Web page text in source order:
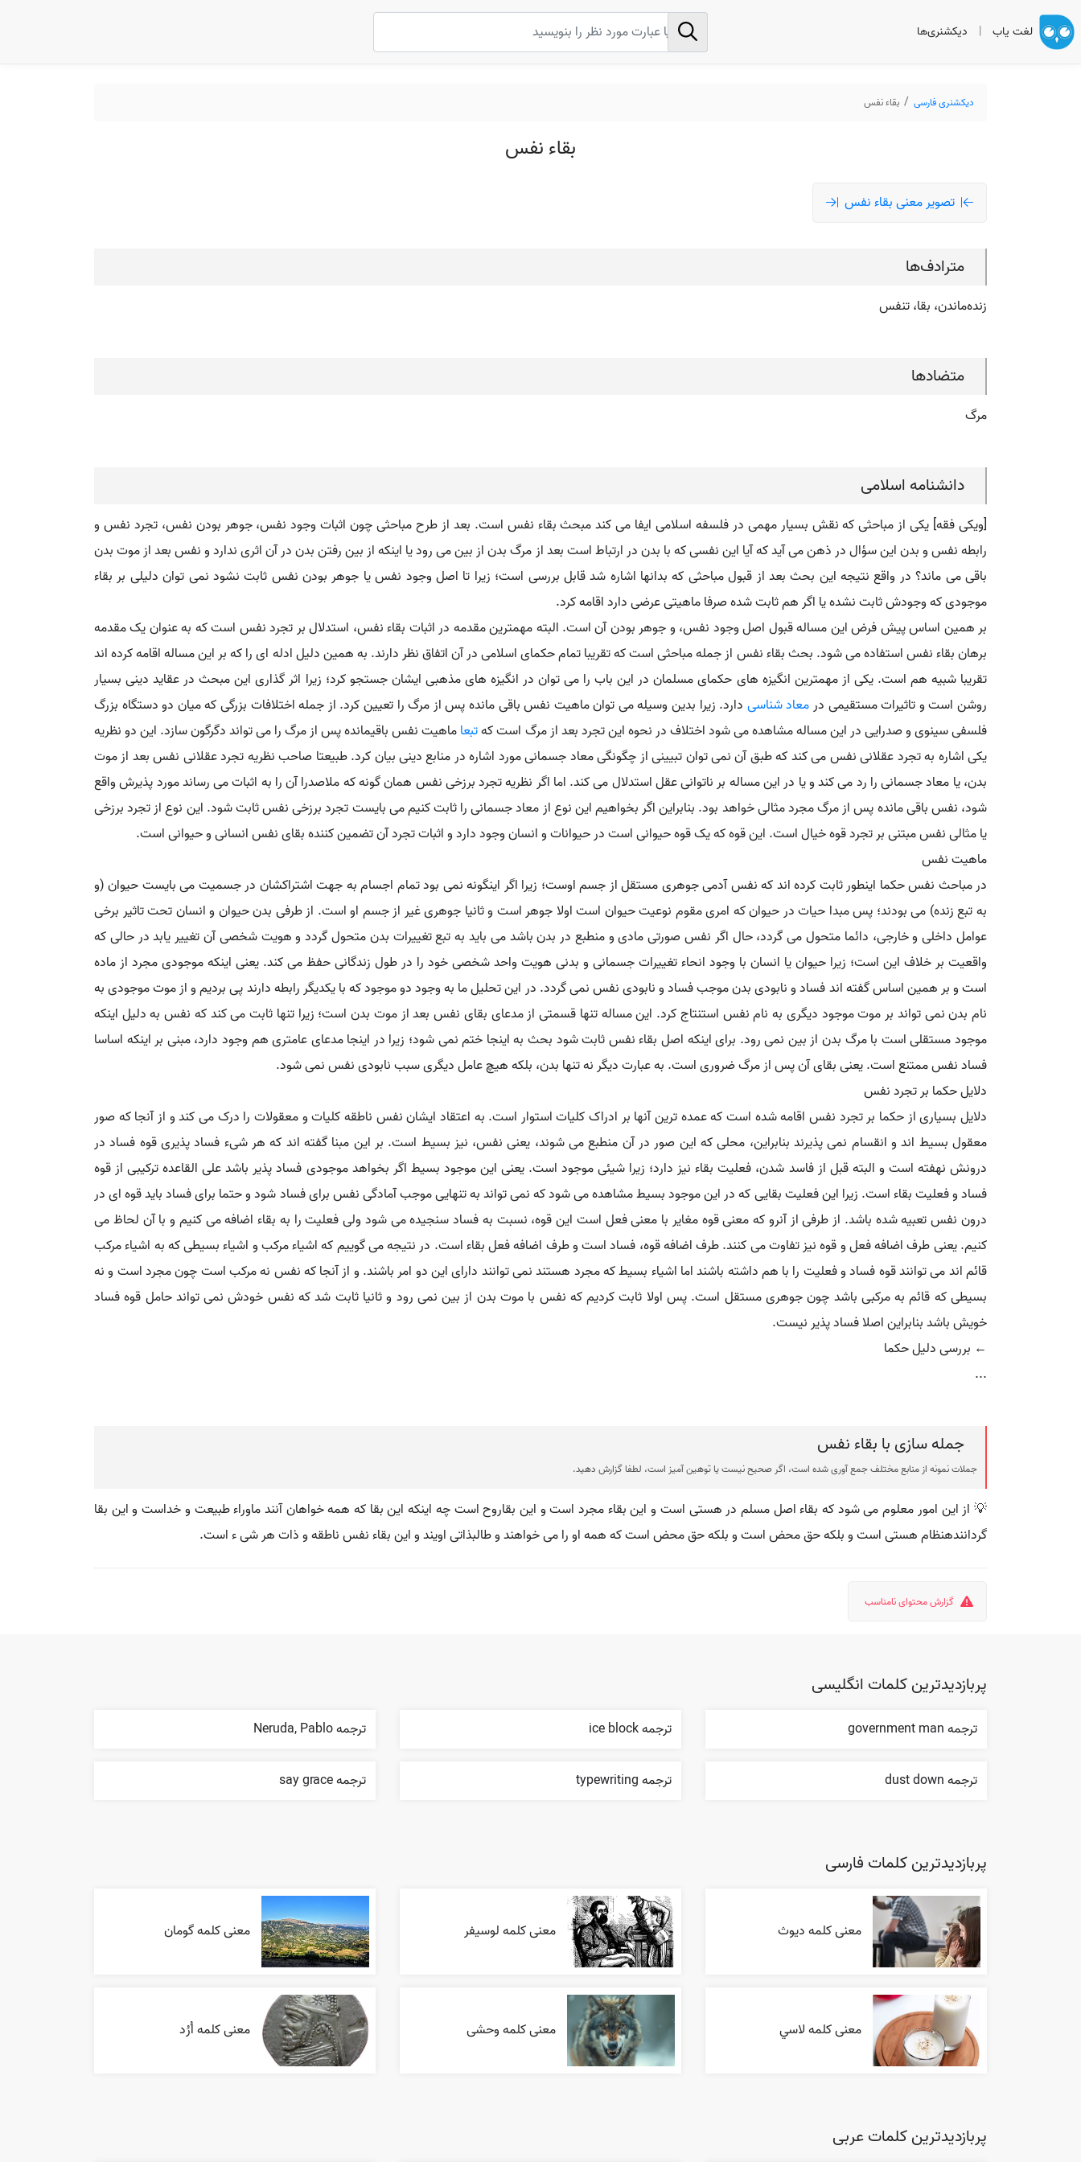
لغت یاب | دیکشنری‌ها
دیکشنری فارسی بقاء نفس
بقاء نفس
تصویر معنی بقاء نفس
مترادف‌ها
زنده‌ماندن، بقا، تنفس
متضادها
مرگ
دانشنامه اسلامی
[ویکی فقه] یکی از مباحثی که نقش بسیار مهمی در فلسفه اسلامی ایفا می کند مبحث بقاء نفس است. بعد از طرح مباحثی چون اثبات وجود نفس، جوهر بودن نفس، تجرد نفس و
رابطه نفس و بدن این سؤال در ذهن می آید که آیا این نفسی که با بدن در ارتباط است بعد از مرگ بدن از بین می رود یا اینکه از بین رفتن بدن در آن اثری ندارد و نفس بعد از موت بدن
باقی می ماند؟ در واقع نتیجه این بحث بعد از قبول مباحثی که بدانها اشاره شد قابل بررسی است؛ زیرا تا اصل وجود نفس یا جوهر بودن نفس ثابت نشود نمی توان دلیلی بر بقاء
موجودی که وجودش ثابت نشده یا اگر هم ثابت شده صرفا ماهیتی عرضی دارد اقامه کرد.
بر همین اساس پیش فرض این مساله قبول اصل وجود نفس، و جوهر بودن آن است. البته مهمترین مقدمه در اثبات بقاء نفس، استدلال بر تجرد نفس است که به عنوان یک مقدمه
برهان بقاء نفس استفاده می شود. بحث بقاء نفس از جمله مباحثی است که تقریبا تمام حکمای اسلامی در آن اتفاق نظر دارند. به همین دلیل ادله ای را که بر این مساله اقامه کرده اند
تقریبا شبیه هم است. یکی از مهمترین انگیزه های حکمای مسلمان در این باب را می توان در انگیزه های مذهبی ایشان جستجو کرد؛ زیرا اثر گذاری این مبحث در عقاید دینی بسیار
روشن است و تاثیرات مستقیمی در معاد شناسی دارد. زیرا بدین وسیله می توان ماهیت نفس باقی مانده پس از مرگ را تعیین کرد. از جمله اختلافات بزرگی که میان دو دستگاه بزرگ
فلسفی سینوی و صدرایی در این مساله مشاهده می شود اختلاف در نحوه این تجرد بعد از مرگ است کهتبعاماهیت نفس باقیمانده پس از مرگ را می تواند دگرگون سازد. این دو نظریه
یکی اشاره به تجرد عقلانی نفس می کند که طبق آن نمی توان تبیینی از چگونگی معاد جسمانی مورد اشاره در منابع دینی بیان کرد. طبیعتا صاحب نظریه تجرد عقلانی نفس بعد از موت
بدن، یا معاد جسمانی را رد می کند و یا در این مساله بر ناتوانی عقل استدلال می کند. اما اگر نظریه تجرد برزخی نفس همان گونه که ملاصدرا آن را به اثبات می رساند مورد پذیرش واقع
شود، نفس باقی مانده پس از مرگ مجرد مثالی خواهد بود. بنابراین اگر بخواهیم این نوع از معاد جسمانی را ثابت کنیم می بایست تجرد برزخی نفس ثابت شود. این نوع از تجرد برزخی
یا مثالی نفس مبتنی بر تجرد قوه خیال است. این قوه که یک قوه حیوانی است در حیوانات و انسان وجود دارد و اثبات تجرد آن تضمین کننده بقای نفس انسانی و حیوانی است.
ماهیت نفس
در مباحث نفس حکما اینطور ثابت کرده اند که نفس آدمی جوهری مستقل از جسم اوست؛ زیرا اگر اینگونه نمی بود تمام اجسام به جهت اشتراکشان در جسمیت می بایست حیوان (و
به تبع زنده) می بودند؛ پس مبدا حیات در حیوان که امری مقوم نوعیت حیوان است اولا جوهر است و ثانیا جوهری غیر از جسم او است. از طرفی بدن حیوان و انسان تحت تاثیر برخی
عوامل داخلی و خارجی، دائما متحول می گردد، حال اگر نفس صورتی مادی و منطبع در بدن باشد می باید به تبع تغییرات بدن متحول گردد و هویت شخصی آن تغییر یابد در حالی که
واقعیت بر خلاف این است؛ زیرا حیوان یا انسان با وجود انحاء تغییرات جسمانی و بدنی هویت واحد شخصی خود را در طول زندگانی حفظ می کند. یعنی اینکه موجودی مجرد از ماده
است و بر همین اساس گفته اند فساد و نابودی بدن موجب فساد و نابودی نفس نمی گردد. در این تحلیل ما به وجود دو موجود که با یکدیگر رابطه دارند پی بردیم و از موت موجودی به
نام بدن نمی تواند بر موت موجود دیگری به نام نفس استنتاج کرد. این مساله تنها قسمتی از مدعای بقای نفس بعد از موت بدن است؛ زیرا تنها ثابت می کند که نفس به دلیل اینکه
موجود مستقلی است با مرگ بدن از بین نمی رود. برای اینکه اصل بقاء نفس ثابت شود بحث به اینجا ختم نمی شود؛ زیرا در اینجا مدعای عامتری هم وجود دارد، مبنی بر اینکه اساسا
فساد نفس ممتنع است. یعنی بقای آن پس از مرگ ضروری است. به عبارت دیگر نه تنها بدن، بلکه هیچ عامل دیگری سبب نابودی نفس نمی شود.
دلایل حکما بر تجرد نفس
دلایل بسیاری از حکما بر تجرد نفس اقامه شده است که عمده ترین آنها بر ادراک کلیات استوار است. به اعتقاد ایشان نفس ناطقه کلیات و معقولات را درک می کند و از آنجا که صور
معقول بسیط اند و انقسام نمی پذیرند بنابراین، محلی که این صور در آن منطبع می شوند، یعنی نفس، نیز بسیط است. بر این مبنا گفته اند که هر شیء فساد پذیری قوه فساد در
درونش نهفته است و البته قبل از فاسد شدن، فعلیت بقاء نیز دارد؛ زیرا شیئی موجود است. یعنی این موجود بسیط اگر بخواهد موجودی فساد پذیر باشد علی القاعده ترکیبی از قوه
فساد و فعلیت بقاء است. زیرا این فعلیت بقایی که در این موجود بسیط مشاهده می شود که نمی تواند به تنهایی موجب آمادگی نفس برای فساد شود و حتما برای فساد باید قوه ای در
درون نفس تعبیه شده باشد. از طرفی از آنرو که معنی قوه مغایر با معنی فعل است این قوه، نسبت به فساد سنجیده می شود ولی فعلیت را به بقاء اضافه می کنیم و با آن لحاظ می
کنیم. یعنی طرف اضافه فعل و قوه نیز تفاوت می کنند. طرف اضافه قوه، فساد است و طرف اضافه فعل بقاء است. در نتیجه می گوییم که اشیاء مرکب و اشیاء بسیطی که به اشیاء مرکب
قائم اند می توانند قوه فساد و فعلیت را با هم داشته باشند اما اشیاء بسیط که مجرد هستند نمی توانند دارای این دو امر باشند. و از آنجا که نفس نه مرکب است چون مجرد است و نه
بسیطی که قائم به مرکبی باشد چون جوهری مستقل است. پس اولا ثابت کردیم که نفس با موت بدن از بین نمی رود و ثانیا ثابت شد که نفس خودش نمی تواند حامل قوه فساد
خویش باشد بنابراین اصلا فساد پذیر نیست.
← بررسی دلیل حکما
...
جمله سازی با بقاء نفس
جملات نمونه از منابع مختلف جمع آوری شده است، اگر صحیح نیست یا توهین آمیز است، لطفا گزارش دهید.
💡 از اين امور معلوم مى شود كه بقاء اصل مسلم در هستى است و اين بقاء مجرد است و اين بقاروح است چه اينكه اين بقا كه همه خواهان آنند ماوراء طبيعت و خداست و اين بقا
گردانندهنظام هستى است و بلكه حق محض است و بلكه حق محض است كه همه او را مى خواهند و طالبذاتى اويند و اين بقاء نفس ناطقه و ذات هر شى ء است.
گزارش محتوای نامناسب
پربازدیدترین کلمات انگلیسی
ترجمه government man ترجمه ice block ترجمه Neruda, Pablo
ترجمه dust down ترجمه typewriting ترجمه say grace
پربازدیدترین کلمات فارسی
معنی کلمه دیوث معنی کلمه لوسیفر معنی کلمه گومان
معنی کلمه لاسي معنی کلمه وحشی معنی کلمه اُرُد
پربازدیدترین کلمات عربی